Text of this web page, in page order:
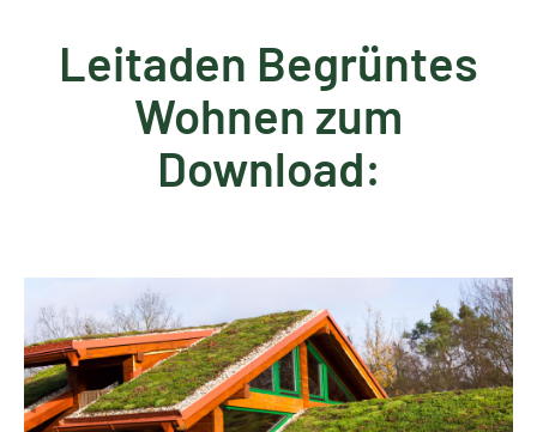
Leitaden Begrüntes
Wohnen zum
Download: